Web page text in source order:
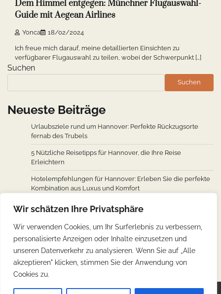
Wir schätzen Ihre Privatsphäre
Wir verwenden Cookies, um Ihr Surferlebnis zu verbessern,
personalisierte Anzeigen oder Inhalte einzusetzen und
unseren Datenverkehr zu analysieren. Wenn Sie auf „Alle
akzeptieren" klicken, stimmen Sie der Anwendung von
Cookies zu.
Dem Himmel entgegen: Münchner Flugauswahl-
Guide mit Aegean Airlines
Yonca 18/02/2024
Ich freue mich darauf, meine detaillierten Einsichten zu
verfügbarer Flugauswahl zu teilen, wobei der Schwerpunkt […]
Suchen
Suchen
Neueste Beiträge
Urlaubsziele rund um Hannover: Perfekte Rückzugsorte
fernab des Trubels
5 Nützliche Reisetipps für Hannover, die Ihre Reise
Erleichtern
Hotelempfehlungen für Hannover: Erleben Sie die perfekte
Kombination aus Luxus und Komfort
Wie man von den wichtigsten Städten weltweit nach
Hannover fliegt: Ein Überblick über Flugverbindungen
Hannovers kulinarische Reise: Unverzichtbare traditionelle
deutsche Köstlichkeiten